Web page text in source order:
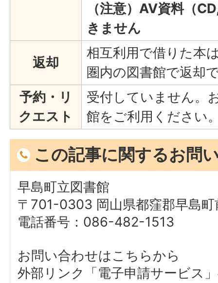
（注意）AV資料（
きません
返却
相互利用で借りた本
圏内の図書館で返却
予約・リ
クエスト
受付していません。
館をご利用ください
この記事に関するお問
早島町立図書館
〒701-0303 岡山県都窪郡早島
電話番号：086-482-1513
お問い合わせはこちらから
外部リンク「電子申請サービス